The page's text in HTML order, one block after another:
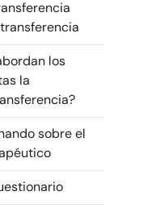
los
la
sobre el